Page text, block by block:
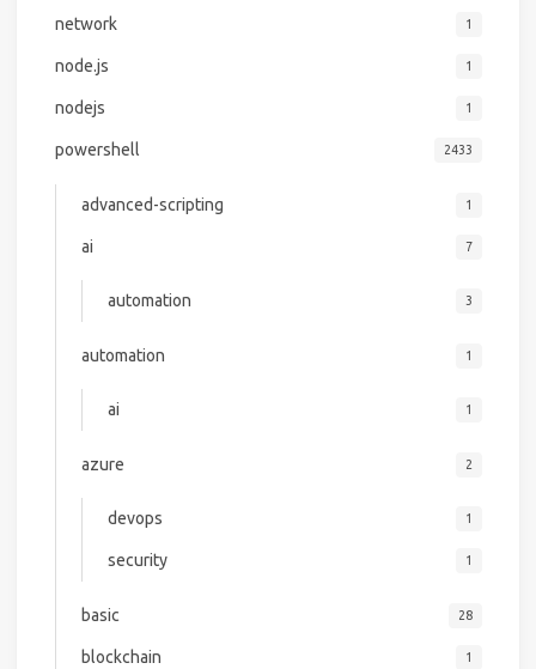
network 1
node.js 1
nodejs 1
powershell 2433
advanced-scripting 1
ai 7
automation 3
automation 1
ai 1
azure 2
devops 1
security 1
basic 28
blockchain 1